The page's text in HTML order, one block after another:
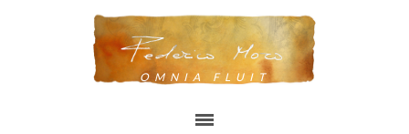
OMNIA FLUIT